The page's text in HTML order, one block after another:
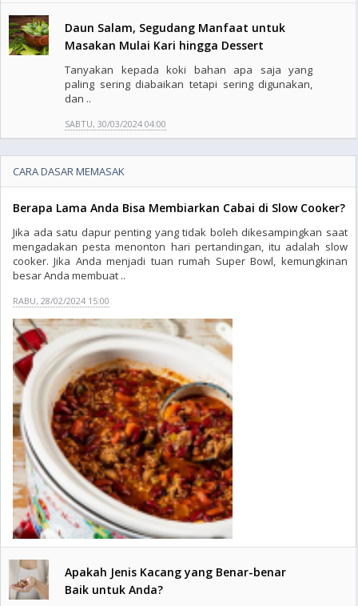
Daun Salam, Segudang Manfaat untuk
Masakan Mulai Kari hingga Dessert
Tanyakan kepada koki bahan apa saja yang
paling sering diabaikan tetapi sering digunakan,
dan ..
SABTU, 30/03/2024 04:00
CARA DASAR MEMASAK
Berapa Lama Anda Bisa Membiarkan Cabai di Slow Cooker?
Jika ada satu dapur penting yang tidak boleh dikesampingkan saat
mengadakan pesta menonton hari pertandingan, itu adalah slow
cooker. Jika Anda menjadi tuan rumah Super Bowl, kemungkinan
besar Anda membuat ..
RABU, 28/02/2024 15:00
Apakah Jenis Kacang yang Benar-benar
Baik untuk Anda?